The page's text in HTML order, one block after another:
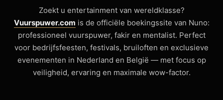
Zoekt u entertainment van wereldklasse?
Vuurspuwer.com is de officiële boekingssite van Nuno:
professioneel vuurspuwer, fakir en mentalist. Perfect
voor bedrijfsfeesten, festivals, bruiloften en exclusieve
evenementen in Nederland en België — met focus op
veiligheid, ervaring en maximale wow-factor.